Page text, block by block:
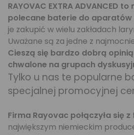
RAYOVAC EXTRA ADVANCED
polecane baterie do aparatów
je zakupić w wielu zakładach
Uważane są za jedne z
Cieszą się bardzo dobrą
chwalone na grupach
Tylko u nas te popularne
specjalnej promocyjnej
Firma Rayovac połączyła się
największym niemieckim